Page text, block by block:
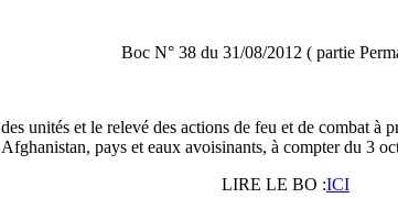
Boc N° 38 du 31/08/2012 ( partie
unités et le relevé des actions de feu et de combat
Afghanistan, pays et eaux avoisinants, à compter du 3
LIRE LE BO :ICI